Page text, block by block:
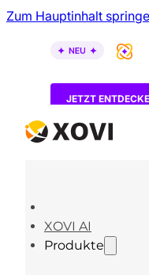
Zum Hauptinhalt
JETZT
XOVI AI
Produkte